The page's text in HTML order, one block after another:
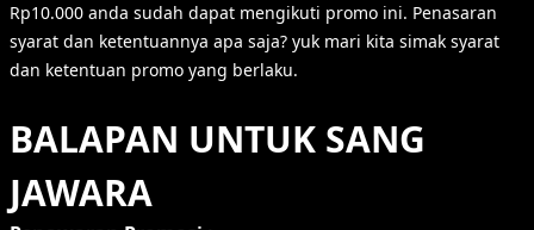
Rp10.000 anda sudah dapat mengikuti promo ini. Penasaran
syarat dan ketentuannya apa saja? yuk mari kita simak syarat
dan ketentuan promo yang berlaku.
BALAPAN UNTUK SANG
JAWARA